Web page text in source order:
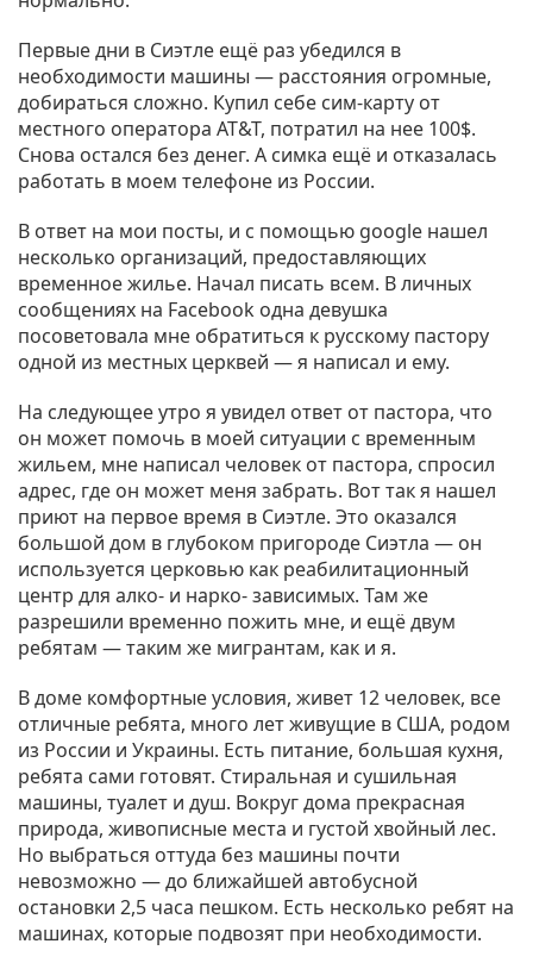
Первые дни в Сиэтле ещё раз убедился в
необходимости машины — расстояния огромные,
добираться сложно. Купил себе сим-карту от
местного оператора AT&T, потратил на нее 100$.
Снова остался без денег. А симка ещё и отказалась
работать в моем телефоне из России.
В ответ на мои посты, и с помощью google нашел
несколько организаций, предоставляющих
временное жилье. Начал писать всем. В личных
сообщениях на Facebook одна девушка
посоветовала мне обратиться к русскому пастору
одной из местных церквей — я написал и ему.
На следующее утро я увидел ответ от пастора, что
он может помочь в моей ситуации с временным
жильем, мне написал человек от пастора, спросил
адрес, где он может меня забрать. Вот так я нашел
приют на первое время в Сиэтле. Это оказался
большой дом в глубоком пригороде Сиэтла — он
используется церковью как реабилитационный
центр для алко- и нарко- зависимых. Там же
разрешили временно пожить мне, и ещё двум
ребятам — таким же мигрантам, как и я.
В доме комфортные условия, живет 12 человек, все
отличные ребята, много лет живущие в США, родом
из России и Украины. Есть питание, большая кухня,
ребята сами готовят. Стиральная и сушильная
машины, туалет и душ. Вокруг дома прекрасная
природа, живописные места и густой хвойный лес.
Но выбраться оттуда без машины почти
невозможно — до ближайшей автобусной
остановки 2,5 часа пешком. Есть несколько ребят на
машинах, которые подвозят при необходимости.